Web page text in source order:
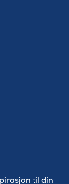
til din